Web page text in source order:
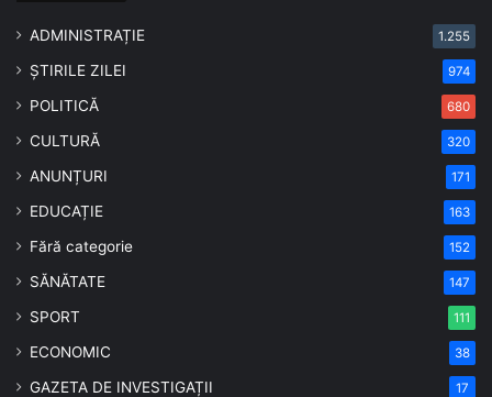
ADMINISTRAȚIE 1.255
ȘTIRILE ZILEI 974
POLITICĂ 680
CULTURĂ 320
ANUNȚURI 171
EDUCAȚIE 163
Fără categorie 152
SĂNĂTATE 147
SPORT 111
ECONOMIC 38
GAZETA DE INVESTIGAȚII 17